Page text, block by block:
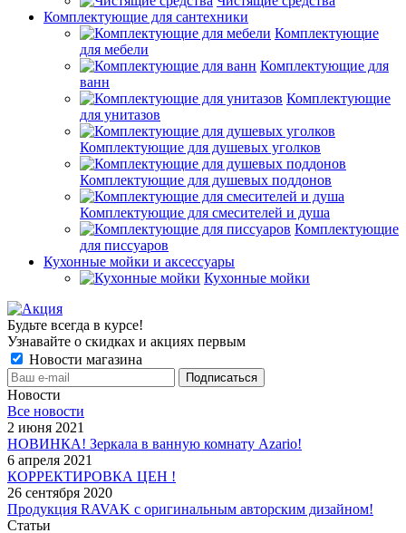
Комплектующие для сантехники
Комплектующие
для мебели
Комплектующие для
ванн
Комплектующие
для унитазов
Комплектующие для душевых уголков
Комплектующие для душевых поддонов
Комплектующие для смесителей и душа
Комплектующие
для писсуаров
Кухонные мойки и аксессуары
Кухонные мойки
Будьте всегда в курсе!
Узнавайте о скидках и акциях первым
Новости магазина
Новости
Все новости
2 июня 2021
НОВИНКА! Зеркала в ванную комнату Azario!
6 апреля 2021
КОРРЕКТИРОВКА ЦЕН !
26 сентября 2020
Продукция RAVAK с оригинальным авторским дизайном!
Статьи